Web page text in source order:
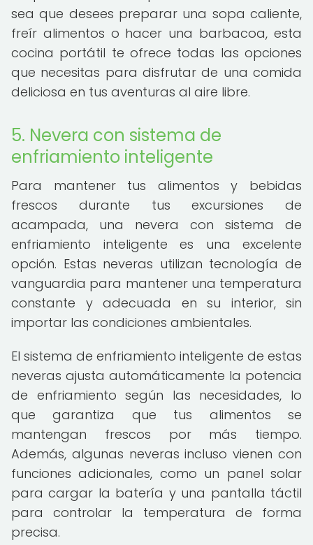
sea que desees preparar una sopa caliente,
freír alimentos o hacer una barbacoa, esta
cocina portátil te ofrece todas las opciones
que necesitas para disfrutar de una comida
deliciosa en tus aventuras al aire libre.
5. Nevera con sistema de
enfriamiento inteligente
Para mantener tus alimentos y bebidas
frescos durante tus excursiones de
acampada, una nevera con sistema de
enfriamiento inteligente es una excelente
opción. Estas neveras utilizan tecnología de
vanguardia para mantener una temperatura
constante y adecuada en su interior, sin
importar las condiciones ambientales.
El sistema de enfriamiento inteligente de estas
neveras ajusta automáticamente la potencia
de enfriamiento según las necesidades, lo
que garantiza que tus alimentos se
mantengan frescos por más tiempo.
Además, algunas neveras incluso vienen con
funciones adicionales, como un panel solar
para cargar la batería y una pantalla táctil
para controlar la temperatura de forma
precisa.